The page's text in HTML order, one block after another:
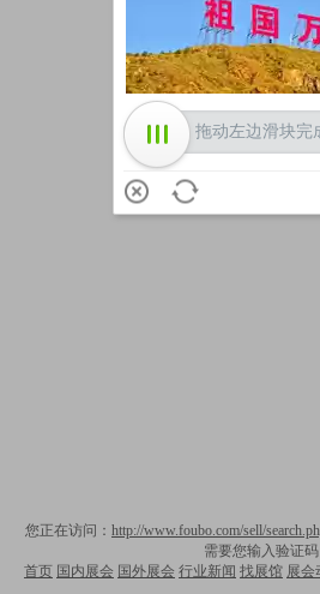
您正在访问： http://www.foubo.com/sell/
需要您输入验证码
首页 国内展会 国外展会 行业新闻 找展馆 展会
拖动左边滑块完